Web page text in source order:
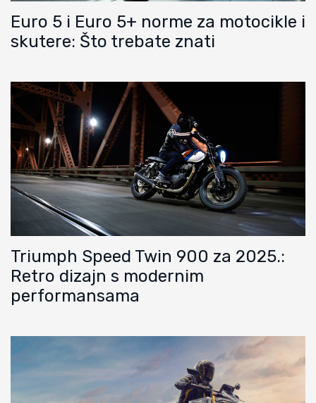
Euro 5 i Euro 5+ norme za motocikle i
skutere: Što trebate znati
Triumph Speed Twin 900 za 2025.:
Retro dizajn s modernim
performansama